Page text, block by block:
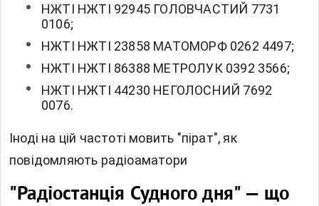
НЖТІ НЖТІ 92945 ГОЛОВЧАСТИЙ 7731
0106;
НЖТІ НЖТІ 23858 МАТОМОРФ 0262 4497;
НЖТІ НЖТІ 86388 МЕТРОЛУК 0392 3566;
НЖТІ НЖТІ 44230 НЕГОЛОСНИЙ 7692
0076.
Іноді на цій частоті мовить "пірат", як
повідомляють радіоаматори
"Радіостанція Судного дня" — що